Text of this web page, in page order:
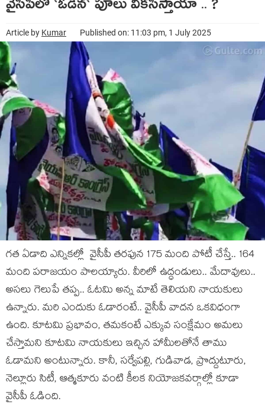
వైసీపీలో `ఓడిన` పూలు విక‌సిస్తాయా .. ?
Article by Kumar Published on: 11:03 pm, 1 July 2025
గ‌త ఏడాది ఎన్నిక‌ల్లో వైసీపీ త‌ర‌ఫున 175 మంది పోటీ చేస్తే.. 164
మంది ప‌రాజ‌యం పాల‌య్యారు. వీరిలో ఉద్ధండులు.. మేదావులు..
అస‌లు గెలుపే త‌ప్ప‌.. ఓట‌మి అన్న మాటే తెలియ‌ని నాయ‌కులు
ఉన్నారు. మ‌రి ఎందుకు ఓడారంటే.. వైసీపీ వాద‌న ఒక‌విధంగా
ఉంది. కూట‌మి ప్ర‌భావం, త‌మ‌కంటే ఎక్కువ సంక్షేమం అమ‌లు
చేస్తామ‌ని కూట‌మి నాయ‌కులు ఇచ్చిన హామీల‌తోనే తాము
ఓడామ‌ని అంటున్నారు. కానీ, స‌ర్వేప‌ల్లి, గుడివాడ‌, ప్రొద్దుటూరు,
నెల్లూరు సిటీ, ఆత్మకూరు వంటి కీల‌క నియోజ‌క‌వ‌ర్గాల్లో కూడా
వైసీపీ ఓడింది.